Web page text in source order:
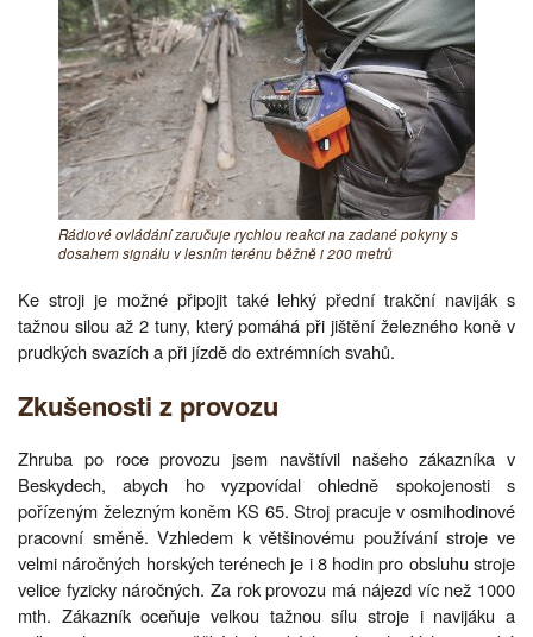
Rádiové ovládání zaručuje rychlou reakci na zadané pokyny s
dosahem signálu v lesním terénu běžně i 200 metrů
Ke stroji je možné připojit také lehký přední trakční naviják s
tažnou silou až 2 tuny, který pomáhá při jištění železného koně v
prudkých svazích a při jízdě do extrémních svahů.
Zkušenosti z provozu
Zhruba po roce provozu jsem navštívil našeho zákazníka v
Beskydech, abych ho vyzpovídal ohledně spokojenosti s
pořízeným železným koněm KS 65. Stroj pracuje v osmihodinové
pracovní směně. Vzhledem k většinovému používání stroje ve
velmi náročných horských terénech je i 8 hodin pro obsluhu stroje
velice fyzicky náročných. Za rok provozu má nájezd víc než 1000
mth. Zákazník oceňuje velkou tažnou sílu stroje i navijáku a